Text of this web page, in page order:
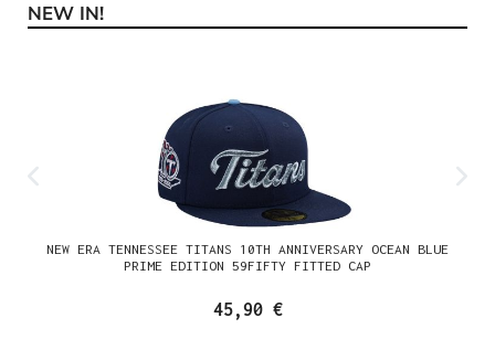
Produktgalerie überspringen
NEW IN!
NEW ERA TENNESSEE TITANS 10TH ANNIVERSARY OCEAN BLUE
PRIME EDITION 59FIFTY FITTED CAP
45,90 €